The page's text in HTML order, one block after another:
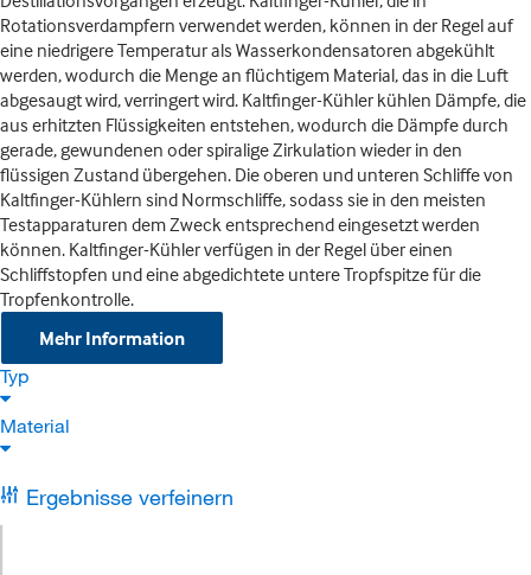
Rotationsverdampfern verwendet werden, können in der Regel auf
eine niedrigere Temperatur als Wasserkondensatoren abgekühlt
werden, wodurch die Menge an flüchtigem Material, das in die Luft
abgesaugt wird, verringert wird. Kaltfinger-Kühler kühlen Dämpfe, die
aus erhitzten Flüssigkeiten entstehen, wodurch die Dämpfe durch
gerade, gewundenen oder spiralige Zirkulation wieder in den
flüssigen Zustand übergehen. Die oberen und unteren Schliffe von
Kaltfinger-Kühlern sind Normschliffe, sodass sie in den meisten
Testapparaturen dem Zweck entsprechend eingesetzt werden
können. Kaltfinger-Kühler verfügen in der Regel über einen
Schliffstopfen und eine abgedichtete untere Tropfspitze für die
Tropfenkontrolle.
Mehr Information
Typ
Material
Ergebnisse verfeinern